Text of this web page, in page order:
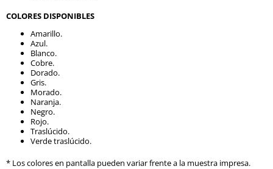
COLORES DISPONIBLES
Amarillo.
Azul.
Blanco.
Cobre.
Dorado.
Gris.
Morado.
Naranja.
Negro.
Rojo.
Traslúcido.
Verde traslúcido.
* Los colores en pantalla pueden variar frente a la muestra impresa.